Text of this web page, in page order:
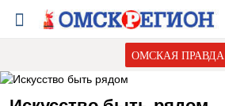
ОМСКАЯ ПРАВДА